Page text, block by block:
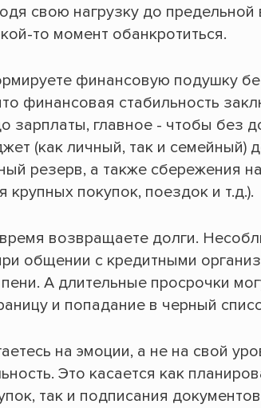
свою нагрузку до
то момент обанкротиться.
финансовую подушку
финансовая стабильность
зарплаты, главное - чтобы без
(как личный, так и семейный)
резерв, а также сбережения
крупных покупок, поездок и т.д.).
возвращаете долги.
общении с кредитными
А длительные просрочки
и попадание в черный
на эмоции, а не на свой
Это касается как
так и подписания